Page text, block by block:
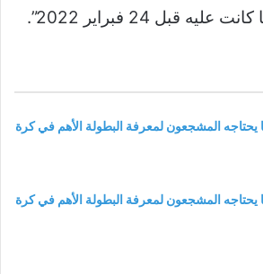
قبل 24 فبراير 2022”.
2026: كل ما يحتاجه المشجعون لمعرفة البطولة الأهم في كرة
2026: كل ما يحتاجه المشجعون لمعرفة البطولة الأهم في كرة